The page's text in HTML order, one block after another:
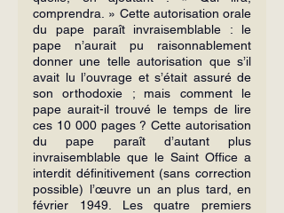
comprendra. » Cette au­torisation orale
du pape paraît invraisem­blable : le
pape n’aurait pu raisonnable­ment
donner une telle autorisation que s’il
avait lu l’ouvrage et s’était assuré de
son orthodoxie ; mais comment le
pape aurait-il trouvé le temps de lire
ces 10 000 pages ? Cette autorisation
du pape paraît d’autant plus
invraisemblable que le Saint Office a
interdit définitivement (sans correction
possible) l’œuvre un an plus tard, en
février 1949. Les quatre premiers